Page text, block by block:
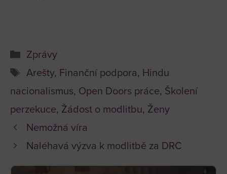
Rubriky
Zprávy
Štítky
Arešty, Finanční podpora, Hindu
nacionalismus, Open Doors práce, Školení
perzekuce, Žádost o modlitbu, Ženy
Nemožná víra
Naléhavá výzva k modlitbě za DRC